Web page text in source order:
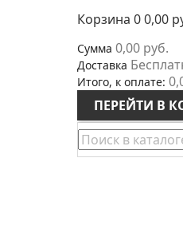
Корзина 00,00
Сумма 0,00 руб.
Доставка
Итого, к оплате:
ПЕРЕЙТИ В